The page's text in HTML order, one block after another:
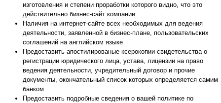
изготовления и степени проработки которого видно, что это
действительно бизнес-сайт компании
Наличия на интернет-сайте всех необходимых для ведения
деятельности, заявленной в бизнес-плане, пользовательских
соглашений на английском языке
Предоставить апостилированые ксерокопии свидетельства о
регистрации юридического лица, устава, лицензии на право
ведения деятельности, учредительный договор и прочие
документы, окончательный список которых определяется самим
банком
Предоставить подробные сведения о вашей политике по